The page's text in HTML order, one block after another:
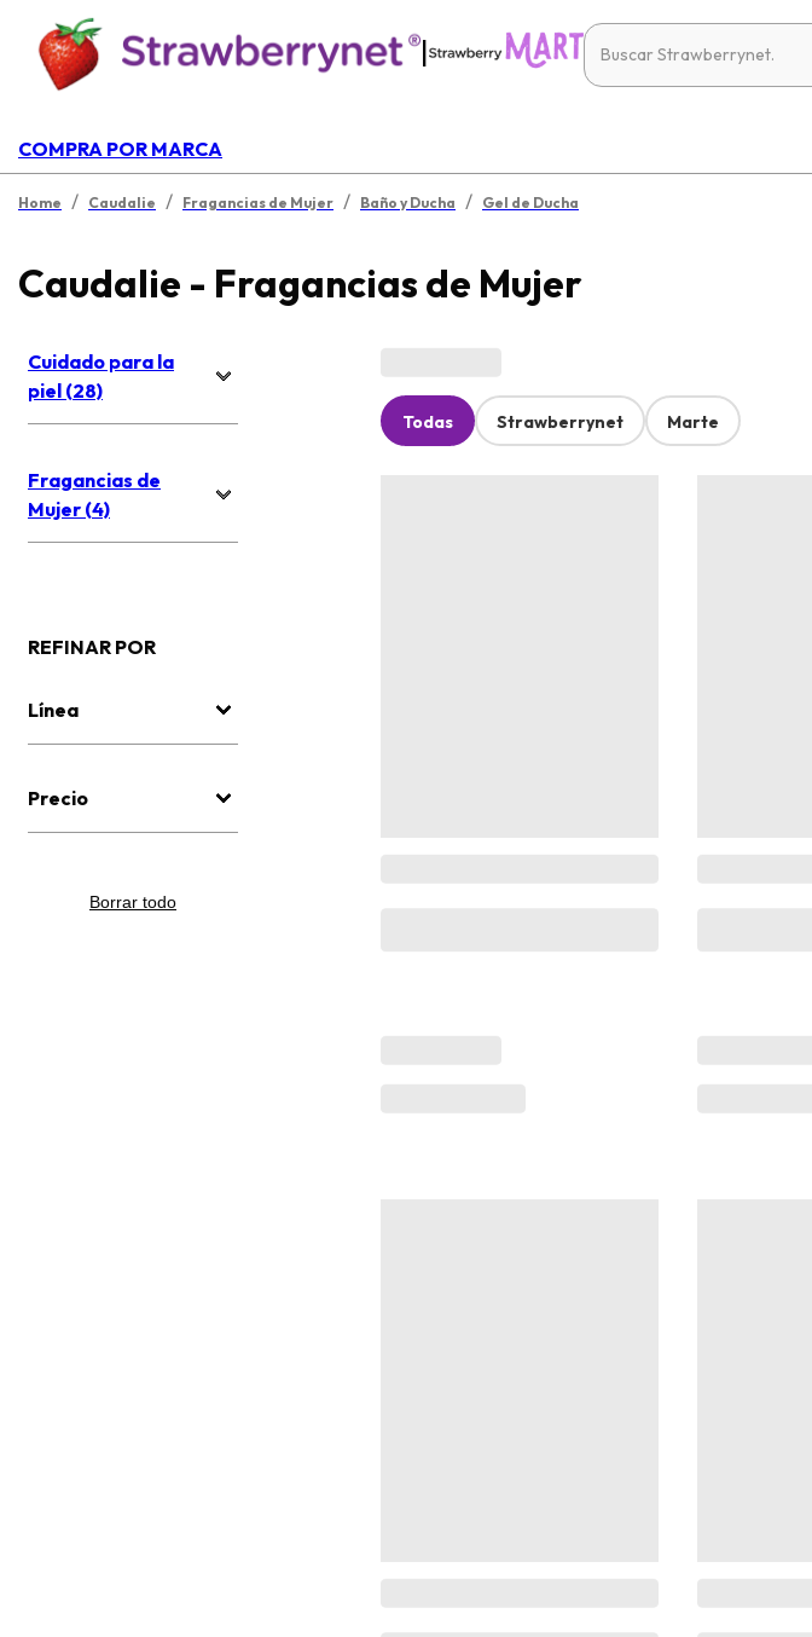
|
COMPRA POR MARCA
Home / Caudalie / Fragancias de Mujer / Baño y Ducha / Gel de Ducha
Caudalie - Fragancias de Mujer
Cuidado para la
piel (28)
Fragancias de
Mujer (4)
REFINAR POR
Línea
Precio
Borrar todo
Todas Strawberrynet Marte